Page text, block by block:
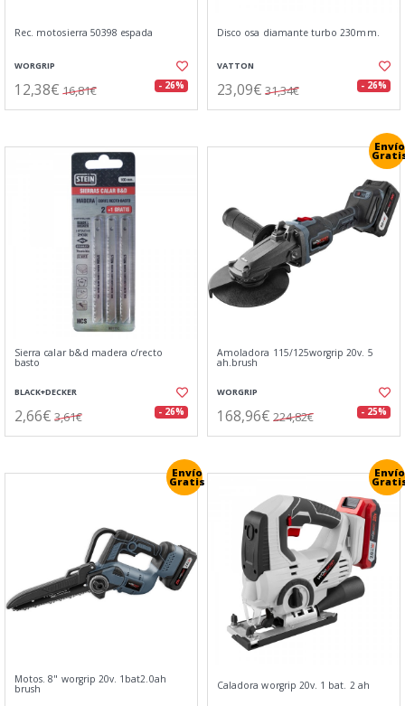
Rec. motosierra 50398 espada
WORGRIP
12,38€ 16,81€ - 26%
Disco osa diamante turbo 230mm.
VATTON
23,09€ 31,34€ - 26%
Sierra calar b&d madera c/recto
basto
BLACK+DECKER
2,66€ 3,61€ - 26%
Envío
Amoladora 115/125worgrip 20v. 5
ah.brush
WORGRIP
168,96€ 224,82€ - 25%
Envío
Gratis
Motos. 8" worgrip 20v. 1bat2.0ah
brush
Envío
Caladora worgrip 20v. 1 bat. 2 ah